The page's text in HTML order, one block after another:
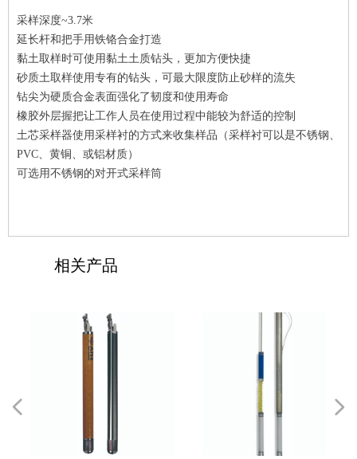
采样深度~3.7米
延长杆和把手用铁铬合金打造
黏土取样时可使用黏土土质钻头，更加方便快捷
砂质土取样使用专有的钻头，可最大限度防止砂样的流失
钻尖为硬质合金表面强化了韧度和使用寿命
橡胶外层握把让工作人员在使用过程中能较为舒适的控制
土芯采样器使用采样衬的方式来收集样品（采样衬可以是不锈钢、
PVC、黄铜、或铝材质）
可选用不锈钢的对开式采样筒
相关产品
넳 넲